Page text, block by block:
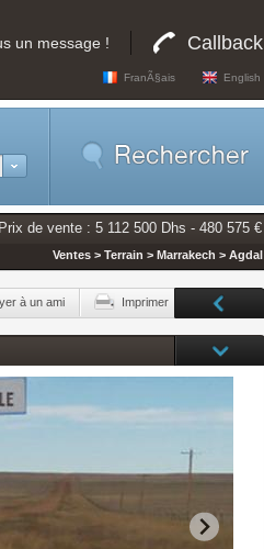
un message ! Callback
FranÃ§ais English
Prix de vente : 5 112 500 Dhs - 480 575 €
Ventes > Terrain > Marrakech > Agdal
à un ami Imprimer